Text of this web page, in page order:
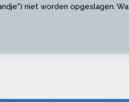
niet worden opgeslagen.